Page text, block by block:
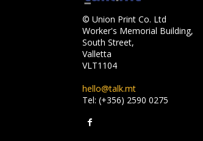
© Union Print Co. Ltd
Worker's Memorial Building,
South Street,
Valletta
VLT1104
hello@talk.mt
Tel: (+356) 2590 0275